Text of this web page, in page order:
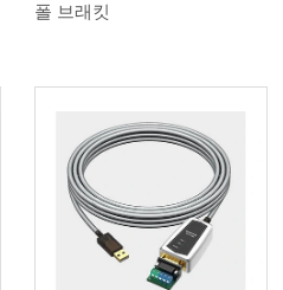
폴 브래킷